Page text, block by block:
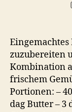
zuzubereiten
Kombination
frischem
Portionen: –
dag Butter – 3